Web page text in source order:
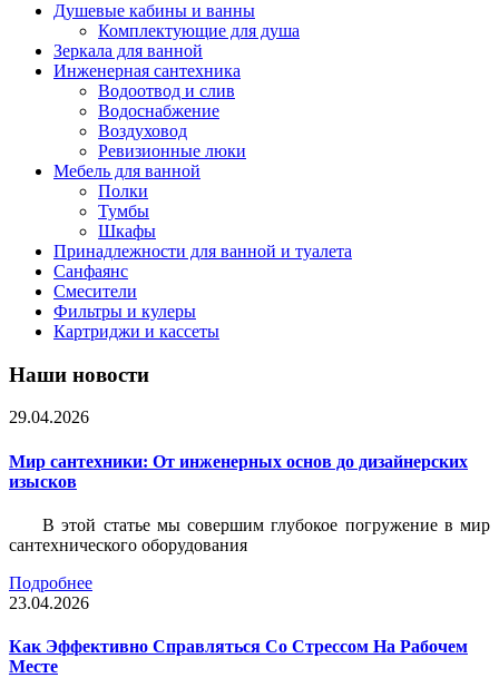
Душевые кабины и ванны
Комплектующие для душа
Зеркала для ванной
Инженерная сантехника
Водоотвод и слив
Водоснабжение
Воздуховод
Ревизионные люки
Мебель для ванной
Полки
Тумбы
Шкафы
Принадлежности для ванной и туалета
Санфаянс
Смесители
Фильтры и кулеры
Картриджи и кассеты
Наши новости
29.04.2026
Мир сантехники: От инженерных основ до дизайнерских
изысков
В этой статье мы совершим глубокое погружение в мир
сантехнического оборудования
Подробнее
23.04.2026
Как Эффективно Справляться Со Стрессом На Рабочем
Месте